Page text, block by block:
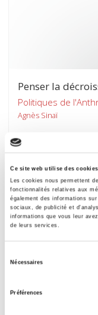
Ce site web utilise des cookies
Les cookies nous permettent
fonctionnalités relatives aux
également des informations
sociaux, de publicité et
informations que vous leur
de leurs services.
Nécessaires
Préférences
Penser la
Politiques de
Agnès Sinaï